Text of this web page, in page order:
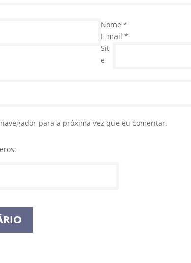
Nome *
E-mail *
Sit
e
para a próxima vez que eu comentar.